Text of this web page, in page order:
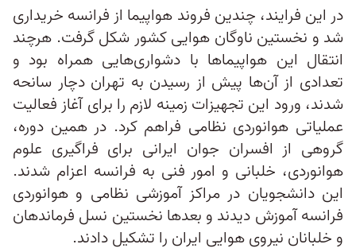
در این فرایند، چندین فروند هواپیما از فرانسه خریداری
شد و نخستین ناوگان هوایی کشور شکل گرفت. هرچند
انتقال این هواپیماها با دشواری‌هایی همراه بود و
تعدادی از آن‌ها پیش از رسیدن به تهران دچار سانحه
شدند، ورود این تجهیزات زمینه لازم را برای آغاز فعالیت
عملیاتی هوانوردی نظامی فراهم کرد. در همین دوره،
گروهی از افسران جوان ایرانی برای فراگیری علوم
هوانوردی، خلبانی و امور فنی به فرانسه اعزام شدند.
این دانشجویان در مراکز آموزشی نظامی و هوانوردی
فرانسه آموزش دیدند و بعدها نخستین نسل فرماندهان
و خلبانان نیروی هوایی ایران را تشکیل دادند.